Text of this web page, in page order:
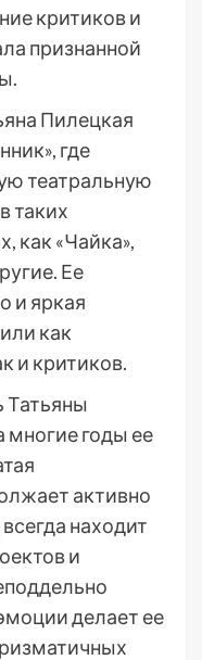
критиков и
признанной
Пилецкая
где
театральную
таких
как «Чайка»,
Ее
и яркая
как
и критиков.
Татьяны
многие годы ее
активно
находит
и
делает ее